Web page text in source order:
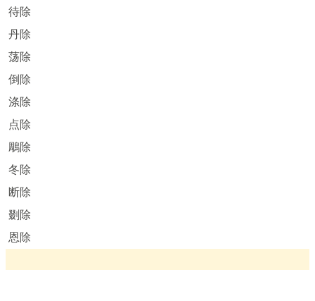
待除
丹除
荡除
倒除
涤除
点除
鵰除
冬除
断除
剟除
恩除